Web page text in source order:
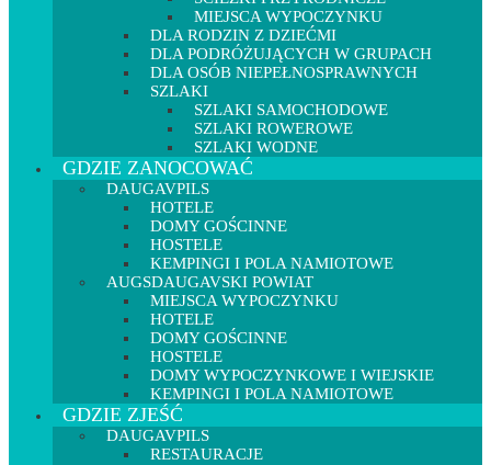
MIEJSCA WYPOCZYNKU
DLA RODZIN Z DZIEĆMI
DLA PODRÓŻUJĄCYCH W GRUPACH
DLA OSÓB NIEPEŁNOSPRAWNYCH
SZLAKI
SZLAKI SAMOCHODOWE
SZLAKI ROWEROWE
SZLAKI WODNE
GDZIE ZANOCOWAĆ
DAUGAVPILS
HOTELE
DOMY GOŚCINNE
HOSTELE
KEMPINGI I POLA NAMIOTOWE
AUGSDAUGAVSKI POWIAT
MIEJSCA WYPOCZYNKU
HOTELE
DOMY GOŚCINNE
HOSTELE
DOMY WYPOCZYNKOWE I WIEJSKIE
KEMPINGI I POLA NAMIOTOWE
GDZIE ZJEŚĆ
DAUGAVPILS
RESTAURACJE